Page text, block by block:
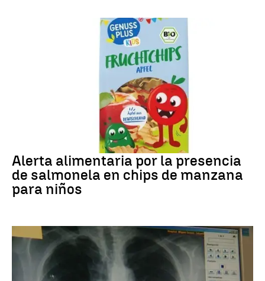
Alerta alimentaria por la presencia
de salmonela en chips de manzana
para niños